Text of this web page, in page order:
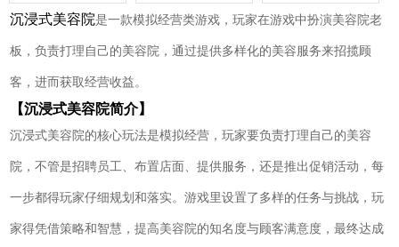
沉浸式美容院是一款模拟经营类游戏，玩家在游戏中扮演美容院老
板，负责打理自己的美容院，通过提供多样化的美容服务来招揽顾
客，进而获取经营收益。
【沉浸式美容院简介】
沉浸式美容院的核心玩法是模拟经营，玩家要负责打理自己的美容
院，不管是招聘员工、布置店面、提供服务，还是推出促销活动，每
一步都得玩家仔细规划和落实。游戏里设置了多样的任务与挑战，玩
家得凭借策略和智慧，提高美容院的知名度与顾客满意度，最终达成